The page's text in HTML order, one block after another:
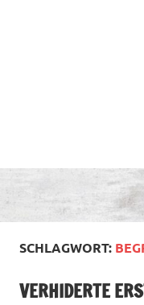
SCHLAGWORT:
VERHIDERTE